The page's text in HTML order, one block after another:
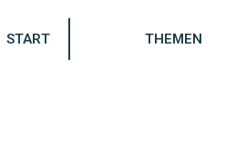
START THEMEN